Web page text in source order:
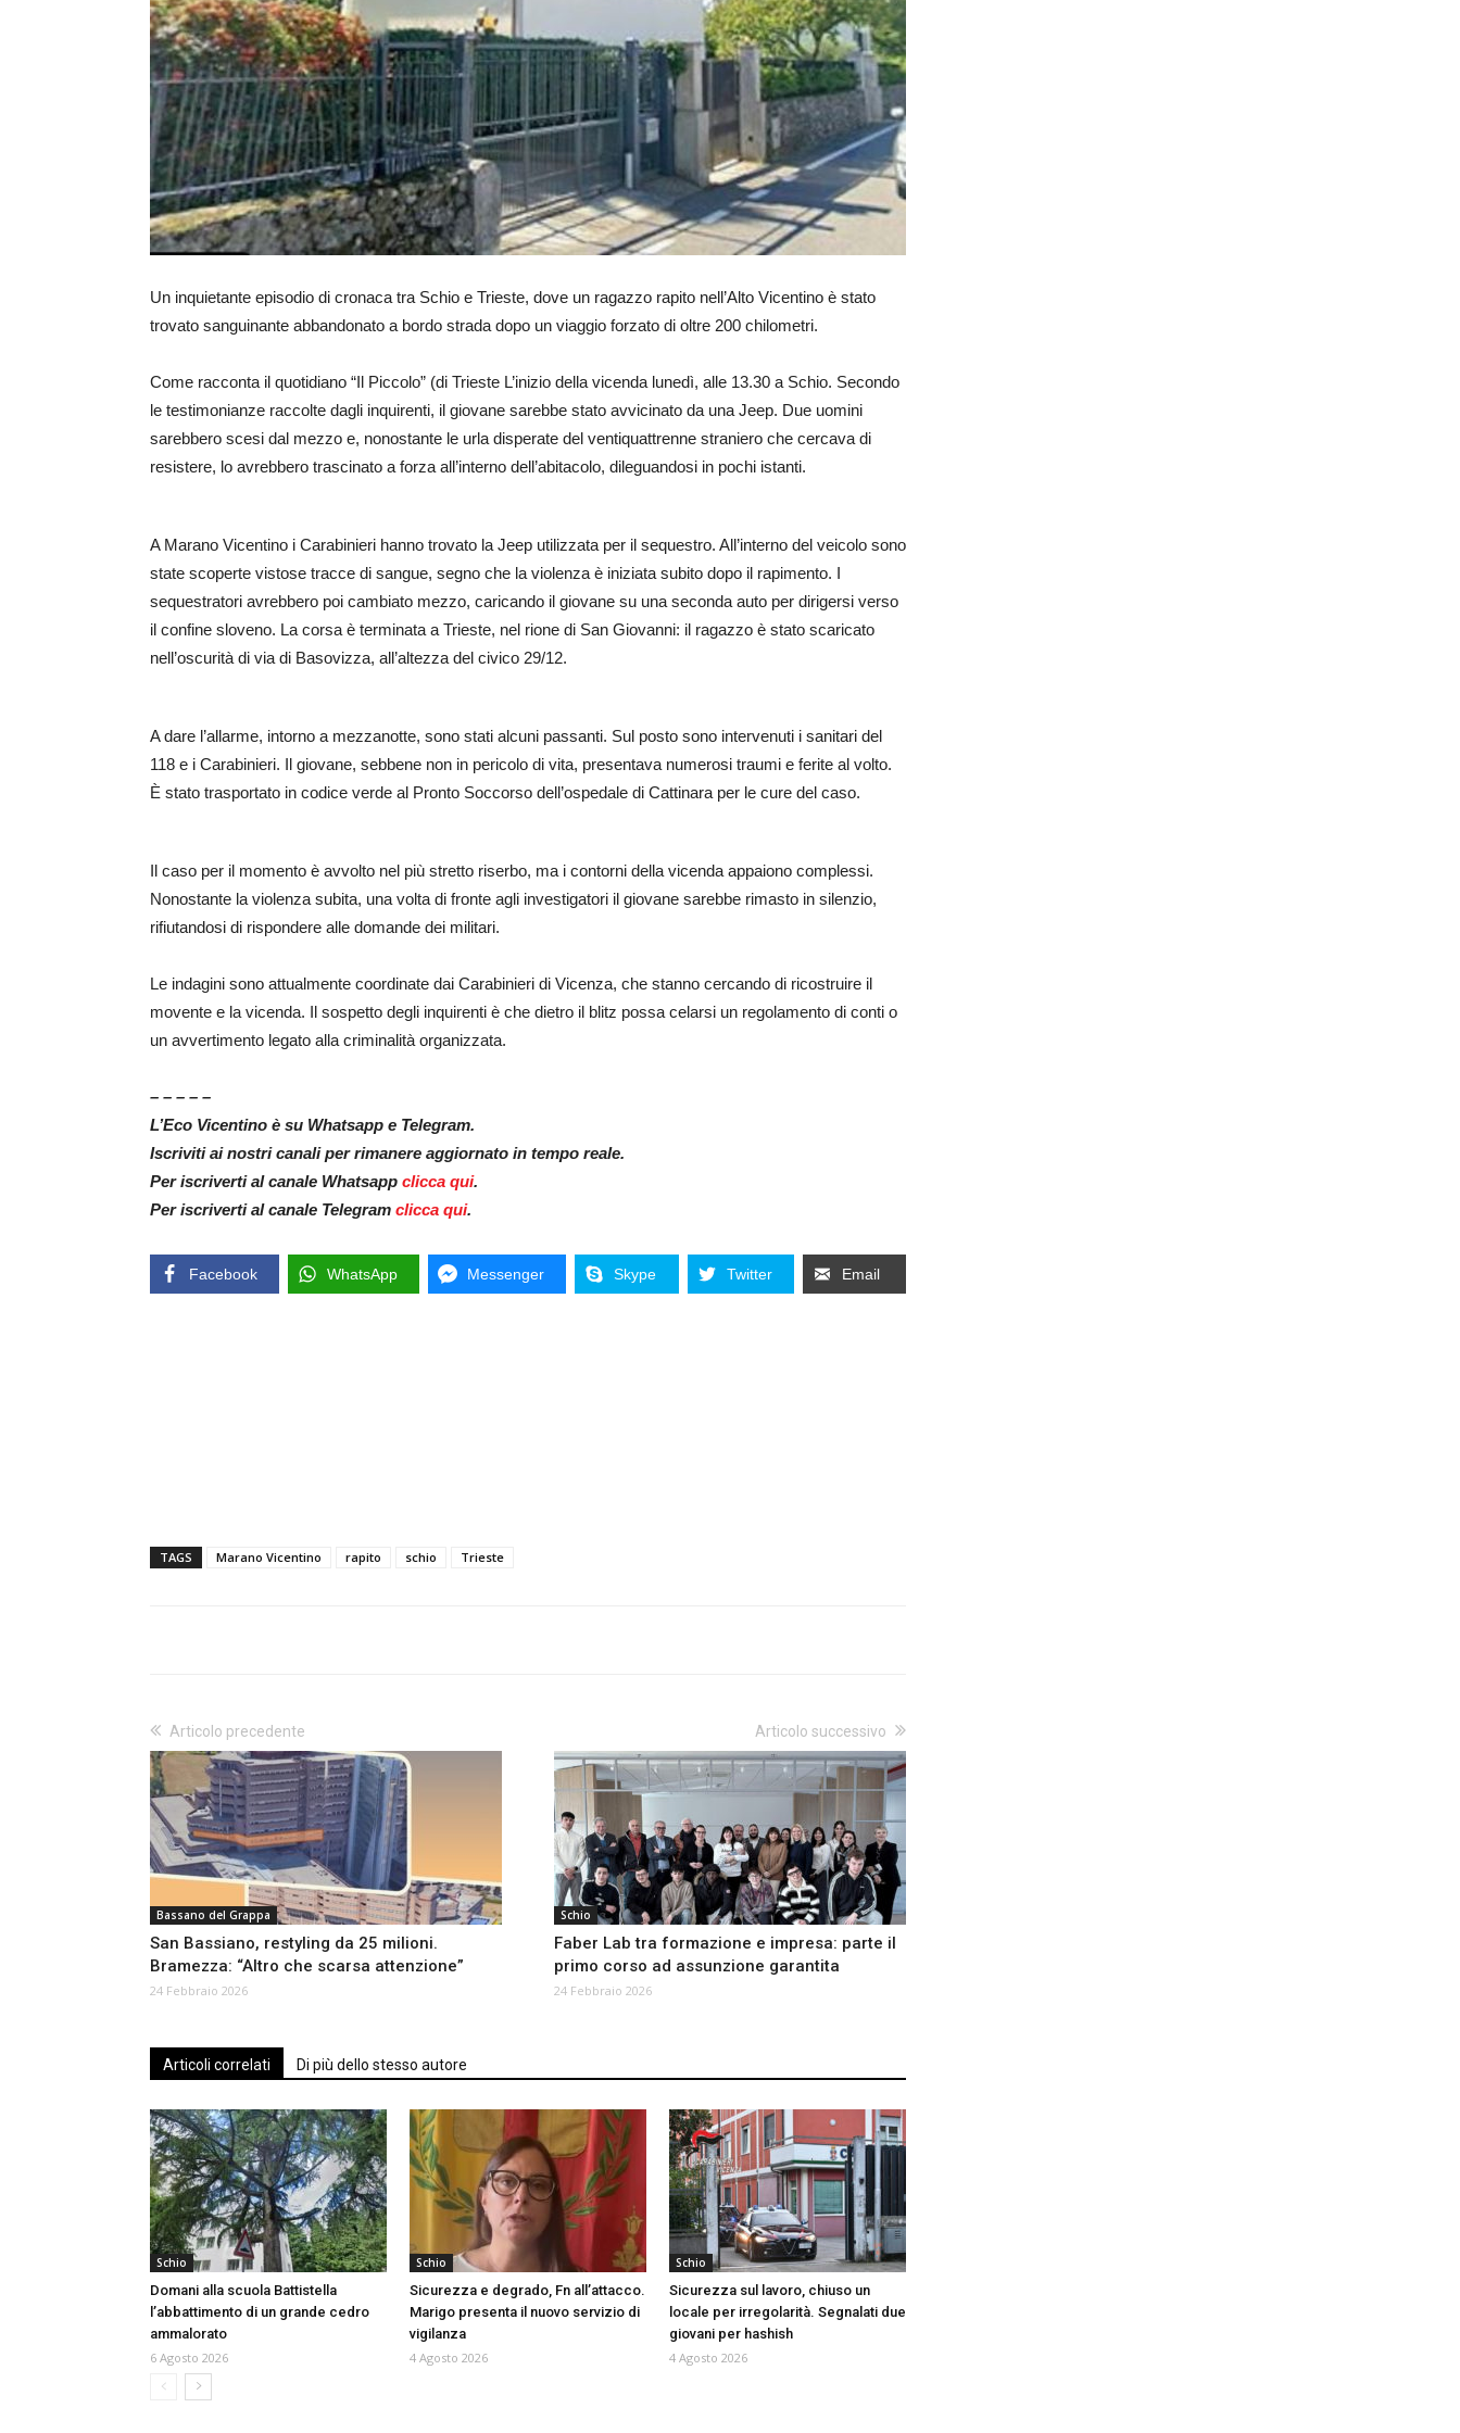
Un inquietante episodio di cronaca tra Schio e Trieste, dove un ragazzo rapito nell’Alto Vicentino è stato
trovato sanguinante abbandonato a bordo strada dopo un viaggio forzato di oltre 200 chilometri.
Come racconta il quotidiano “Il Piccolo” (di Trieste L’inizio della vicenda lunedì, alle 13.30 a Schio. Secondo
le testimonianze raccolte dagli inquirenti, il giovane sarebbe stato avvicinato da una Jeep. Due uomini
sarebbero scesi dal mezzo e, nonostante le urla disperate del ventiquattrenne straniero che cercava di
resistere, lo avrebbero trascinato a forza all’interno dell’abitacolo, dileguandosi in pochi istanti.
A Marano Vicentino i Carabinieri hanno trovato la Jeep utilizzata per il sequestro. All’interno del veicolo sono
state scoperte vistose tracce di sangue, segno che la violenza è iniziata subito dopo il rapimento. I
sequestratori avrebbero poi cambiato mezzo, caricando il giovane su una seconda auto per dirigersi verso
il confine sloveno. La corsa è terminata a Trieste, nel rione di San Giovanni: il ragazzo è stato scaricato
nell’oscurità di via di Basovizza, all’altezza del civico 29/12.
A dare l’allarme, intorno a mezzanotte, sono stati alcuni passanti. Sul posto sono intervenuti i sanitari del
118 e i Carabinieri. Il giovane, sebbene non in pericolo di vita, presentava numerosi traumi e ferite al volto.
È stato trasportato in codice verde al Pronto Soccorso dell’ospedale di Cattinara per le cure del caso.
Il caso per il momento è avvolto nel più stretto riserbo, ma i contorni della vicenda appaiono complessi.
Nonostante la violenza subita, una volta di fronte agli investigatori il giovane sarebbe rimasto in silenzio,
rifiutandosi di rispondere alle domande dei militari.
Le indagini sono attualmente coordinate dai Carabinieri di Vicenza, che stanno cercando di ricostruire il
movente e la vicenda. Il sospetto degli inquirenti è che dietro il blitz possa celarsi un regolamento di conti o
un avvertimento legato alla criminalità organizzata.
– – – – –
L’Eco Vicentino è su Whatsapp e Telegram.
Iscriviti ai nostri canali per rimanere aggiornato in tempo reale.
Per iscriverti al canale Whatsapp clicca qui.
Per iscriverti al canale Telegram clicca qui.
Facebook WhatsApp Messenger Skype Twitter Email
TAGS Marano Vicentino rapito schio Trieste
Articolo precedente
Bassano del Grappa
San Bassiano, restyling da 25 milioni.
Bramezza: “Altro che scarsa attenzione”
24 Febbraio 2026
Articolo successivo
Schio
Faber Lab tra formazione e impresa: parte il
primo corso ad assunzione garantita
24 Febbraio 2026
Articoli correlati Di più dello stesso autore
Schio
Domani alla scuola Battistella
l’abbattimento di un grande cedro
ammalorato
6 Agosto 2026
Schio
Sicurezza e degrado, Fn all’attacco.
Marigo presenta il nuovo servizio di
vigilanza
4 Agosto 2026
Schio
Sicurezza sul lavoro, chiuso un
locale per irregolarità. Segnalati due
giovani per hashish
4 Agosto 2026